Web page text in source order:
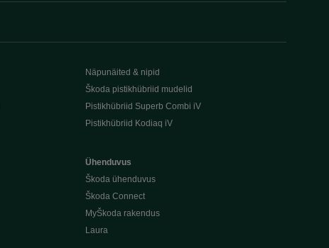
Näpunäited & nipid
Škoda pistikhübriid mudelid
Pistikhübriid Superb Combi iV
Pistikhübriid Kodiaq iV
Ühenduvus
Škoda ühenduvus
Škoda Connect
MyŠkoda rakendus
Laura